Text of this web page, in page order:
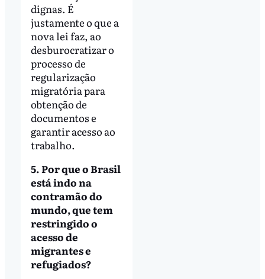
dignas. É
justamente o que a
nova lei faz, ao
desburocratizar o
processo de
regularização
migratória para
obtenção de
documentos e
garantir acesso ao
trabalho.
5. Por que o Brasil
está indo na
contramão do
mundo, que tem
restringido o
acesso de
migrantes e
refugiados?